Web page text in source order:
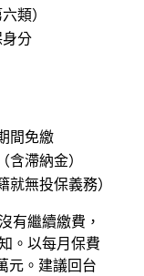
類）
分
間免繳
含滯納金）
就無投保義務）
有繼續繳費，
。以每月保費
元。建議回台